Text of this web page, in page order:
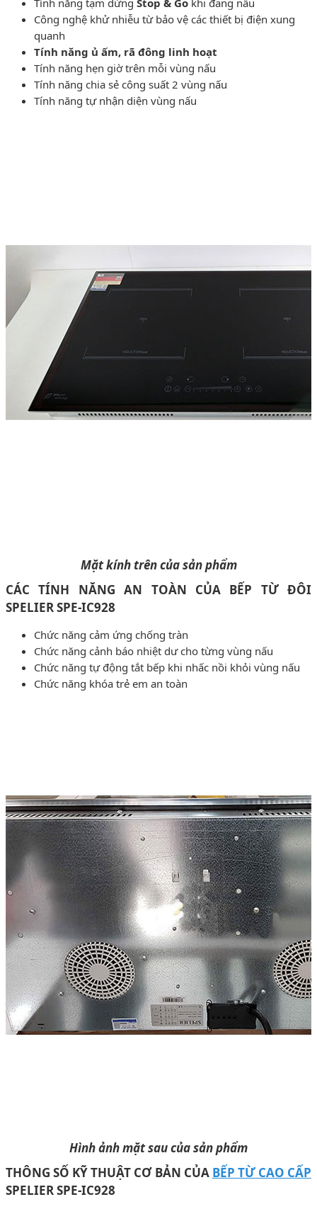
Công nghệ khử nhiễu từ bảo vệ các thiết bị điện xung
quanh
Tính năng ủ ấm, rã đông linh hoạt
Tính năng hẹn giờ trên mỗi vùng nấu
Tính năng chia sẻ công suất 2 vùng nấu
Tính năng tự nhận diện vùng nấu
Mặt kính trên của sản phẩm
CÁC TÍNH NĂNG AN TOÀN CỦA BẾP TỪ ĐÔI
SPELIER SPE-IC928
Chức năng cảm ứng chống tràn
Chức năng cảnh báo nhiệt dư cho từng vùng nấu
Chức năng tự động tắt bếp khi nhấc nồi khỏi vùng nấu
Chức năng khóa trẻ em an toàn
Hình ảnh mặt sau của sản phẩm
THÔNG SỐ KỸ THUẬT CƠ BẢN CỦA BẾP TỪ CAO CẤP
SPELIER SPE-IC928